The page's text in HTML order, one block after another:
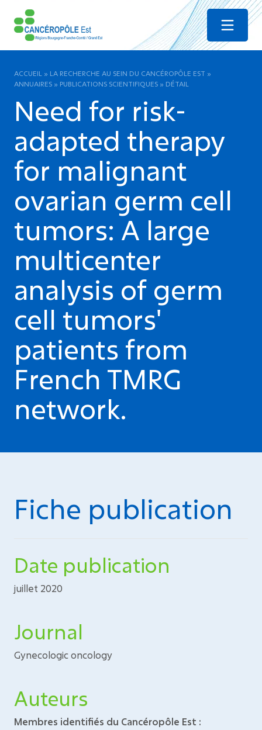
Menu
ACCUEIL » LA RECHERCHE AU SEIN DU CANCÉROPÔLE EST »
ANNUAIRES » PUBLICATIONS SCIENTIFIQUES » DÉTAIL
Need for risk-
adapted therapy
for malignant
ovarian germ cell
tumors: A large
multicenter
analysis of germ
cell tumors'
patients from
French TMRG
network.
Fiche publication
Date publication
juillet 2020
Journal
Gynecologic oncology
Auteurs
Membres identifiés du Cancéropôle Est :